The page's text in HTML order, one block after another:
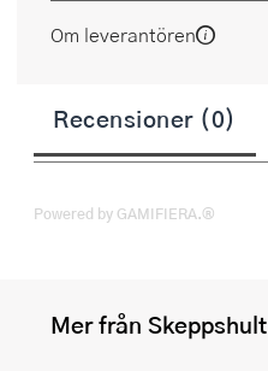
Om leverantören
Recensioner (0)
Powered by GAMIFIERA.®
Mer från Skeppshult